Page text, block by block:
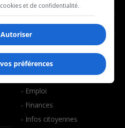
BALADOS
- Art de vivre
- Bien-être
- Emploi
- Finances
- Infos citoyennes
et de confidentialité.
Autoriser
préférences